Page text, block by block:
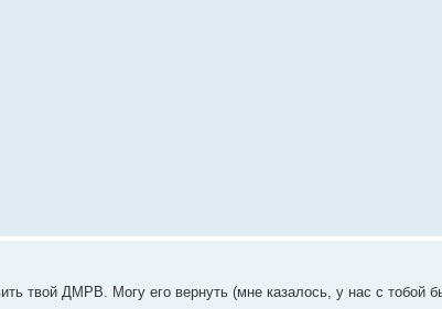
твой ДМРВ. Могу его вернуть (мне казалось, у нас с тобой